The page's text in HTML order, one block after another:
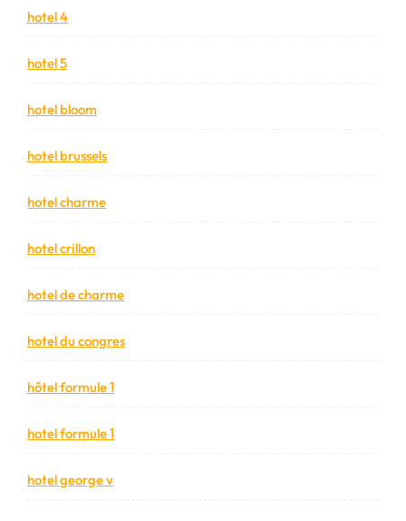
hotel 4
hotel 5
hotel bloom
hotel brussels
hotel charme
hotel crillon
hotel de charme
hotel du congres
hôtel formule 1
hotel formule 1
hotel george v